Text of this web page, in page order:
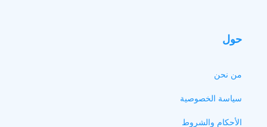
حول
من نحن
سياسة الخصوصية
الأحكام والشروط